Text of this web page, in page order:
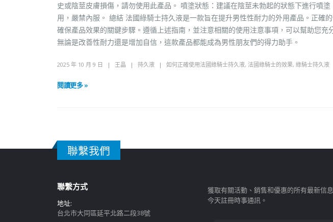
史或陰莖皮膚損傷，請勿使用此產品。 噴塗狀態：建議在陰莖未勃起的狀態下進行噴
用，嚴禁內服。 總結 法國綠騎士持久液是一款旨在提升男性性耐力的外用產品。正確
確保產品效果的關鍵步驟。遵循上述指南，並注意相關的使用注意事項，可以幫助您充
無論是改善性耐力還是增加自信，這款產品都能成為男性朋友們的得力助手。
2025 年 10 月 9 日 王晶 持久液 如何正確使用法國綠騎士持久液, 法國綠騎士的效果, 綠騎士持久液
閱讀更多 »
聯繫我們
聯繫方式
地址:
台北市大同區延平北路二段38號
獲取有關活動、銷售和優惠的所有最新信
今天註冊時事通訊。